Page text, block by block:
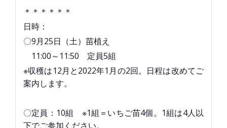
＊＊＊＊＊＊
日時：
〇9月25日（土）苗植え
11:00～11:50 定員5組
※収穫は12月と2022年1月の2回。日程は改めてご
案内します。
〇定員：10組 ※1組＝いちご苗4個。1組は4人以
下でご参加ください。